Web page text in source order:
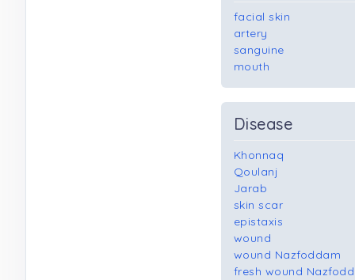
facial skin
artery
sanguine
mouth
Disease
Khonnaq
Qoulanj
Jarab
skin scar
epistaxis
wound
wound Nazfoddam
fresh wound